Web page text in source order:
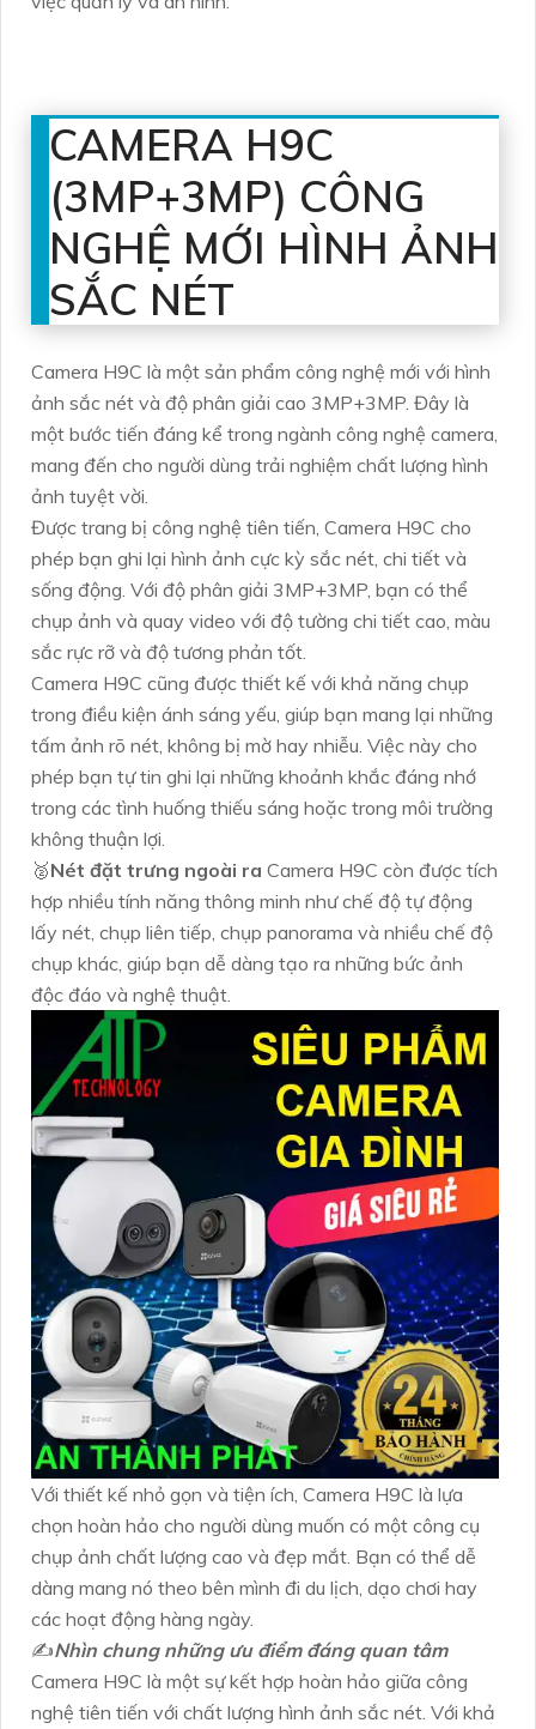
CAMERA H9C
(3MP+3MP) CÔNG
NGHỆ MỚI HÌNH ẢNH
SẮC NÉT
Camera H9C là một sản phẩm công nghệ mới với hình
ảnh sắc nét và độ phân giải cao 3MP+3MP. Đây là
một bước tiến đáng kể trong ngành công nghệ camera,
mang đến cho người dùng trải nghiệm chất lượng hình
ảnh tuyệt vời.
Được trang bị công nghệ tiên tiến, Camera H9C cho
phép bạn ghi lại hình ảnh cực kỳ sắc nét, chi tiết và
sống động. Với độ phân giải 3MP+3MP, bạn có thể
chụp ảnh và quay video với độ tường chi tiết cao, màu
sắc rực rỡ và độ tương phản tốt.
Camera H9C cũng được thiết kế với khả năng chụp
trong điều kiện ánh sáng yếu, giúp bạn mang lại những
tấm ảnh rõ nét, không bị mờ hay nhiễu. Việc này cho
phép bạn tự tin ghi lại những khoảnh khắc đáng nhớ
trong các tình huống thiếu sáng hoặc trong môi trường
không thuận lợi.
️🥈Nét đặt trưng ngoài ra Camera H9C còn được tích
hợp nhiều tính năng thông minh như chế độ tự động
lấy nét, chụp liên tiếp, chụp panorama và nhiều chế độ
chụp khác, giúp bạn dễ dàng tạo ra những bức ảnh
độc đáo và nghệ thuật.
Với thiết kế nhỏ gọn và tiện ích, Camera H9C là lựa
chọn hoàn hảo cho người dùng muốn có một công cụ
chụp ảnh chất lượng cao và đẹp mắt. Bạn có thể dễ
dàng mang nó theo bên mình đi du lịch, dạo chơi hay
các hoạt động hàng ngày.
✍️Nhìn chung những ưu điểm đáng quan tâm
Camera H9C là một sự kết hợp hoàn hảo giữa công
nghệ tiên tiến với chất lượng hình ảnh sắc nét. Với khả